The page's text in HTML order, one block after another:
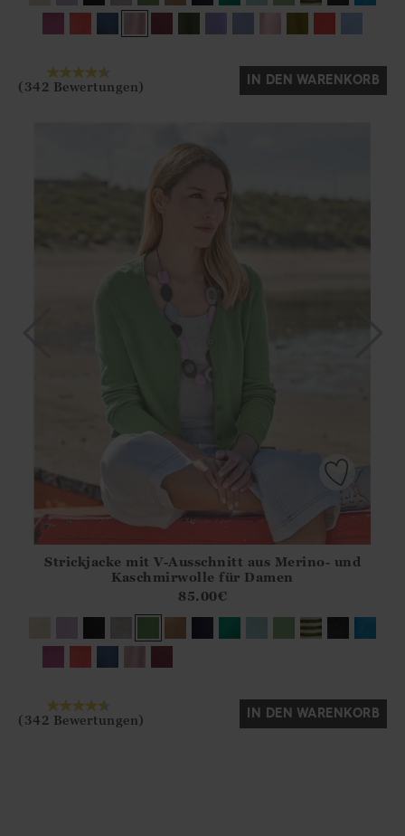
Ja Nein
(342 Bewertungen) IN DEN WARENKORB
?? ""
Ja Nein
Strickjacke mit V-Ausschnitt aus Merino- und
Kaschmirwolle für Damen
85.00€
(342 Bewertungen) IN DEN WARENKORB